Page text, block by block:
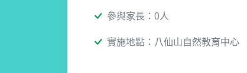
參與家長：0人
實施地點：八仙山自然教育中心